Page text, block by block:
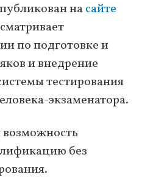
насайте
по подготовке и
и внедрение
тестирования
экзаменатора.
без